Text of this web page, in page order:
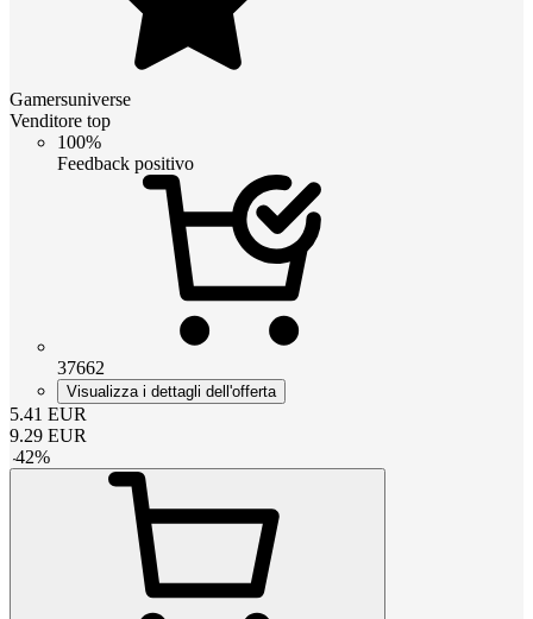
Gamersuniverse
Venditore top
100%
Feedback positivo
37662
Visualizza i dettagli dell'offerta
5.41 EUR
9.29 EUR
-42%